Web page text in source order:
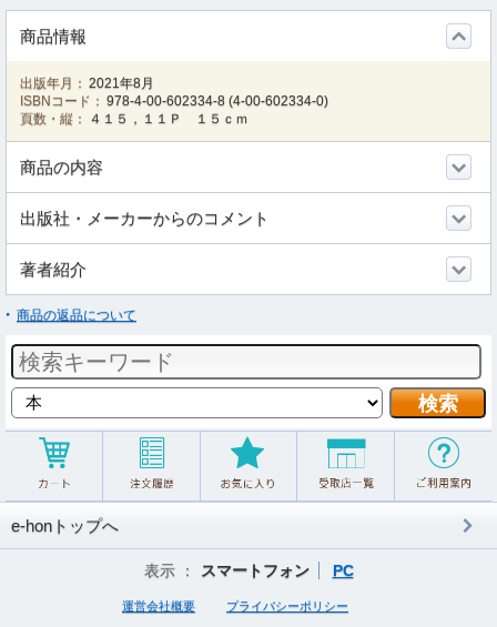
商品情報
出版年月： 2021年8月
ISBNコード： 978-4-00-602334-8 (4-00-602334-0)
頁数・縦：
４１５，１１Ｐ １５ｃｍ
商品の内容
出版社・メーカーからのコメント
著者紹介
商品の返品について
e-honトップへ
表示 ： スマートフォン PC
運営会社概要 プライバシーポリシー